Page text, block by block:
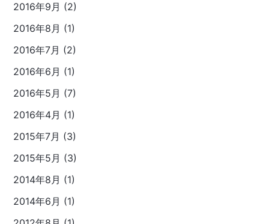
2016年9月 (2)
2016年8月 (1)
2016年7月 (2)
2016年6月 (1)
2016年5月 (7)
2016年4月 (1)
2015年7月 (3)
2015年5月 (3)
2014年8月 (1)
2014年6月 (1)